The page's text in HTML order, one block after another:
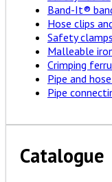
Band-It®
Hose clips
Safety clamps
Malleable
Crimping
Pipe and
Pipe
Catalogue